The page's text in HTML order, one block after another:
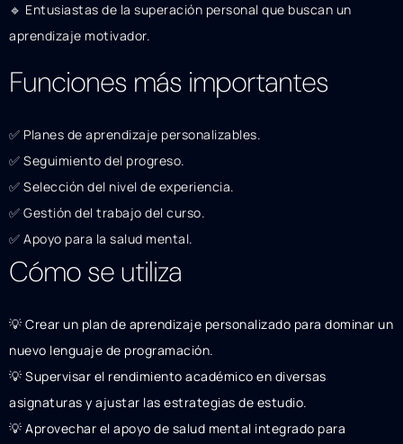
🔹 Entusiastas de la superación personal que buscan un
aprendizaje motivador.
Funciones más importantes
✅ Planes de aprendizaje personalizables.
✅ Seguimiento del progreso.
✅ Selección del nivel de experiencia.
✅ Gestión del trabajo del curso.
✅ Apoyo para la salud mental.
Cómo se utiliza
💡 Crear un plan de aprendizaje personalizado para dominar un
nuevo lenguaje de programación.
💡 Supervisar el rendimiento académico en diversas
asignaturas y ajustar las estrategias de estudio.
💡 Aprovechar el apoyo de salud mental integrado para